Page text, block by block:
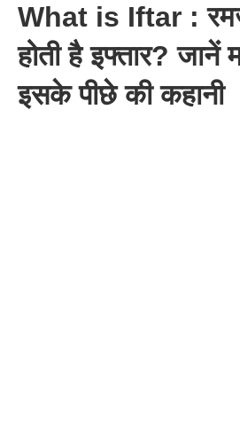
What is Iftar :
होती है इफ्तार? जानें
इसके पीछे की कहानी